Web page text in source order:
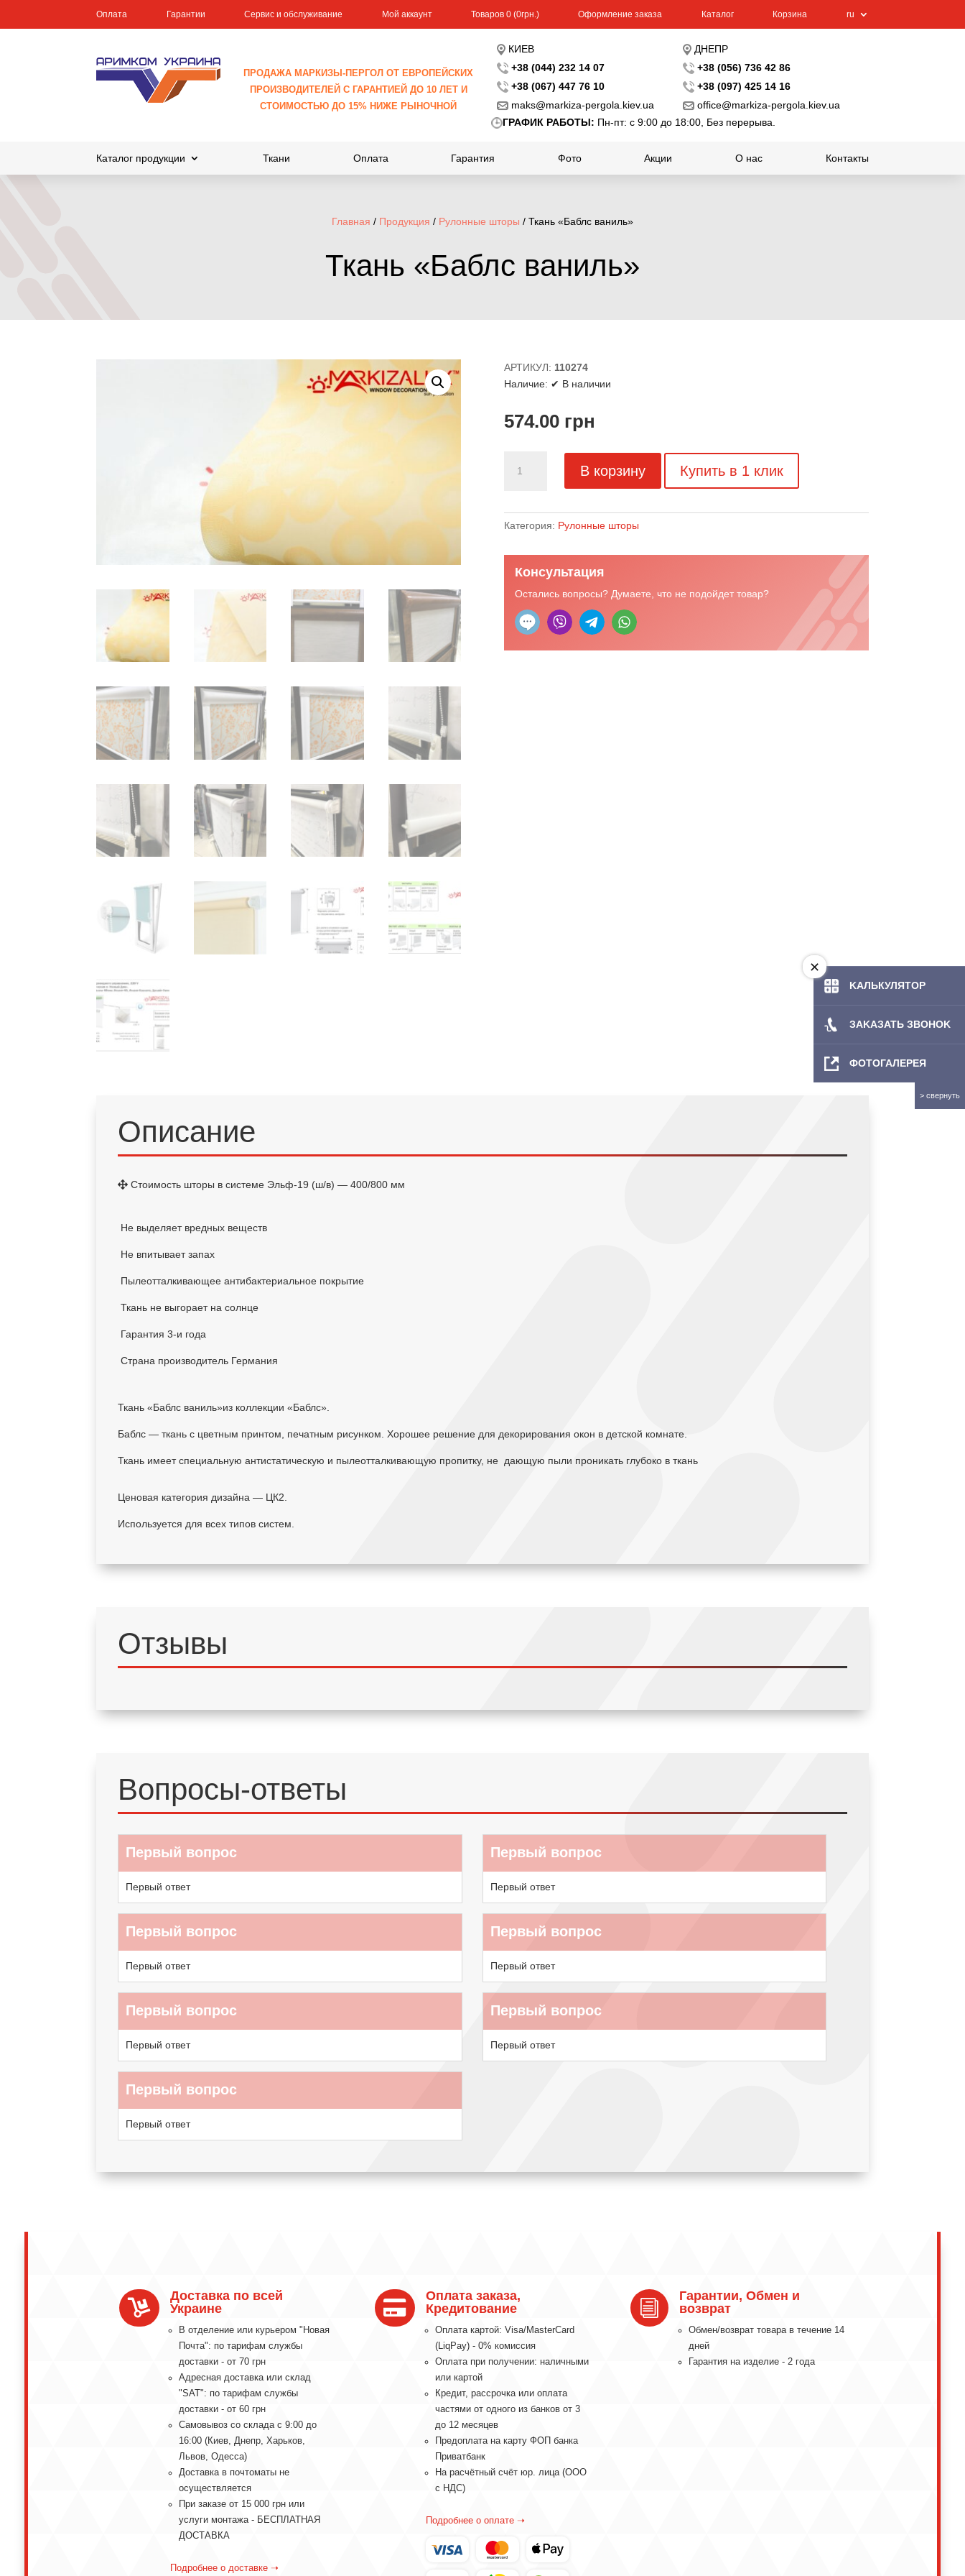
Оплата Гарантии Сервис и обслуживание Мой аккаунт Toвapoв 0 (0гpн.) Оформление заказа Каталог Корзина ru
ПРОДАЖА МАРКИЗЫ-ПЕРГОЛ ОТ ЕВРОПЕЙСКИХ
ПРОИЗВОДИТЕЛЕЙ С ГАРАНТИЕЙ ДО 10 ЛЕТ И
СТОИМОСТЬЮ ДО 15% НИЖЕ РЫНОЧНОЙ
ДНЕПР
+38 (056) 736 42 86
+38 (097) 425 14 16
office@markiza-pergola.kiev.ua
КИЕВ
+38 (044) 232 14 07
+38 (067) 447 76 10
maks@markiza-pergola.kiev.ua
ГРАФИК РАБОТЫ: Пн-пт: с 9:00 до 18:00, Без перерыва.
Каталог продукции Ткани Оплата Гарантия Фото Акции О нас Контакты
Главная / Продукция / Рулонные шторы / Ткань «Баблс ваниль»
Ткань «Баблс ваниль»
АРТИКУЛ: 110274
Наличие: ✔ В наличии
574.00грн
товара
ваниль"
В корзину Купить в 1 клик
Категория: Рулонные шторы
Консультация
Остались вопросы? Думаете, что не подойдет товар?
Описание
Стоимость шторы в системе Эльф-19 (ш/в) — 400/800 мм
Не выделяет вредных веществ
Не впитывает запах
Пылеотталкивающее антибактериальное покрытие
Ткань не выгорает на солнце
Гарантия 3-и года
Страна производитель Германия
Ткань «Баблс ваниль»из коллекции «Баблс».
Баблс — ткань с цветным принтом, печатным рисунком. Хорошее решение для декорирования окон в детской комнате.
Ткань имеет специальную антистатическую и пылеотталкивающую пропитку, не дающую пыли проникать глубоко в ткань
Ценовая категория дизайна — ЦК2.
Используется для всех типов систем.
Отзывы
Вопросы-ответы
Первый вопрос
Первый ответ
Первый вопрос
Первый ответ
Первый вопрос
Первый ответ
Первый вопрос
Первый ответ
Первый вопрос
Первый ответ
Первый вопрос
Первый ответ
Первый вопрос
Первый ответ

Доставка по всей
Украине
В отделение или курьером "Новая
Почта": по тарифам службы
доставки - от 70 грн
Адресная доставка или склад
"SAT": по тарифам службы
доставки - от 60 грн
Самовывоз со склада с 9:00 до
16:00 (Киев, Днепр, Харьков,
Львов, Одесса)
Доставка в почтоматы не
осуществляется
При заказе от 15 000 грн или
услуги монтажа - БЕСПЛАТНАЯ
ДОСТАВКА
Подробнее о доставке ➝

Оплата заказа,
Кредитование
Оплата картой: Visa/MasterCard
(LiqPay) - 0% комиссия
Оплата при получении: наличными
или картой
Кредит, рассрочка или оплата
частями от одного из банков от 3
до 12 месяцев
Предоплата на карту ФОП банка
Приватбанк
На расчётный счёт юр. лица (ООО
с НДС)
Подробнее о оплате ➝
i
Гарантии, Обмен и
возврат
Обмeн/вoзвpaт тoвapa в тeчeниe 14
днeй
Гарантия на изделие - 2 года
KAЛЬКУЛЯТOP
ЗAKAЗATЬ ЗBOHOK
ФОТОГАЛЕРЕЯ